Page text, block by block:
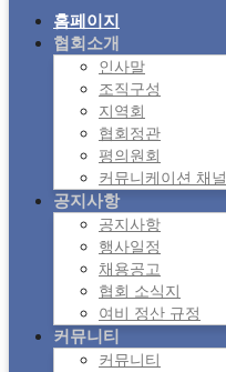
홈페이지
협회소개
인사말
조직구성
지역회
협회정관
평의원회
커뮤니케이션 채널
공지사항
공지사항
행사일정
채용공고
협회 소식지
여비 정산 규정
커뮤니티
커뮤니티